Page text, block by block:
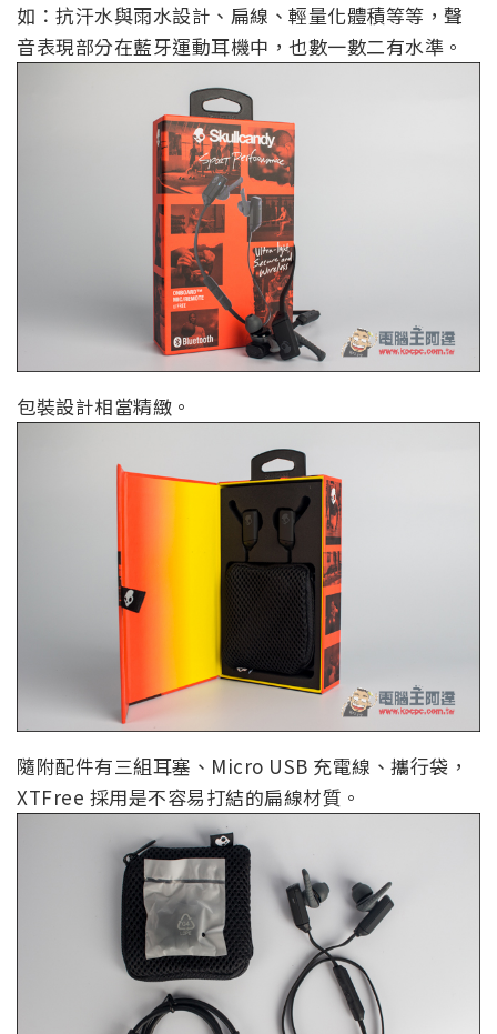
如：抗汗水與雨水設計、扁線、輕量化體積等等，聲
音表現部分在藍牙運動耳機中，也數一數二有水準。
包裝設計相當精緻。
隨附配件有三組耳塞、Micro USB 充電線、攜行袋，
XTFree 採用是不容易打結的扁線材質。